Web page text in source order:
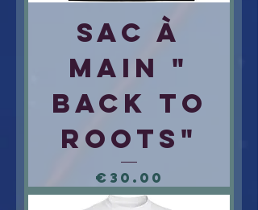
Sac à
Main "
Back to
Roots"
Price
€30.00